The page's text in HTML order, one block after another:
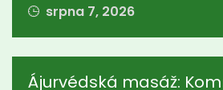
srpna 7, 2026
Ájurvédská masáž: